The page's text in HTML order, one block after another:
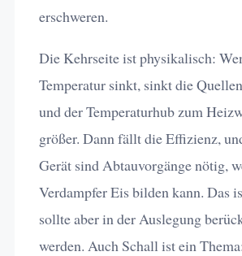
erschweren.
Die Kehrseite ist physikalisch:
Temperatur sinkt, sinkt die
und der Temperaturhub zum
größer. Dann fällt die Effizienz,
Gerät sind Abtauvorgänge nötig,
Verdampfer Eis bilden kann. Das
sollte aber in der Auslegung
werden. Auch Schall ist ein